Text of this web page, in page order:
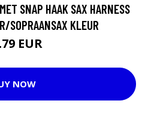
SNAP HAAK SAX HARNESS
SOPRAANSAX KLEUR
EUR
NOW